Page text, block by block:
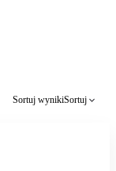
Sortuj wynikiSortuj